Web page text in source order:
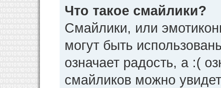
Что такое смайлики?
Смайлики, или
могут быть
означает радость, а :(
смайликов можно